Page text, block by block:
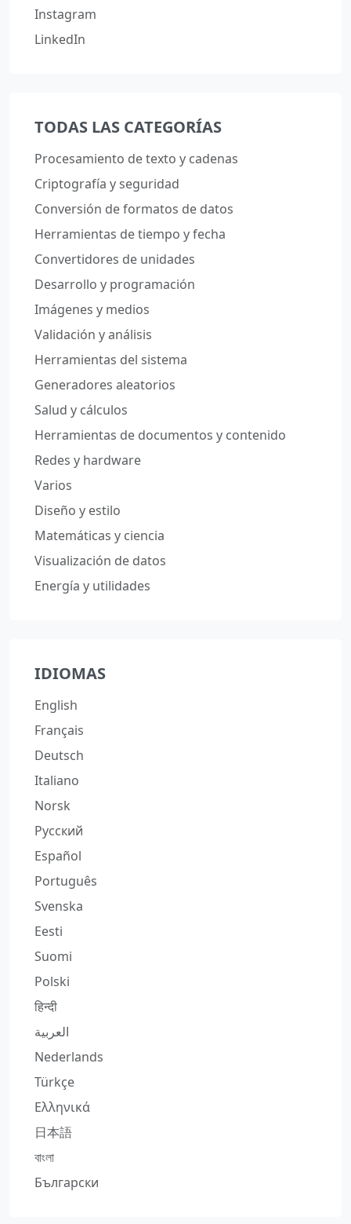
Instagram
LinkedIn
TODAS LAS CATEGORÍAS
Procesamiento de texto y cadenas
Criptografía y seguridad
Conversión de formatos de datos
Herramientas de tiempo y fecha
Convertidores de unidades
Desarrollo y programación
Imágenes y medios
Validación y análisis
Herramientas del sistema
Generadores aleatorios
Salud y cálculos
Herramientas de documentos y contenido
Redes y hardware
Varios
Diseño y estilo
Matemáticas y ciencia
Visualización de datos
Energía y utilidades
IDIOMAS
English
Français
Deutsch
Italiano
Norsk
Русский
Español
Português
Svenska
Eesti
Suomi
Polski
हिन्दी
العربية
Nederlands
Türkçe
Ελληνικά
日本語
বাংলা
Български